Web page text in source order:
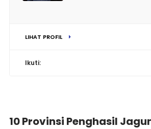
LIHAT PROFIL
Ikuti:
10 Provinsi Penghasil